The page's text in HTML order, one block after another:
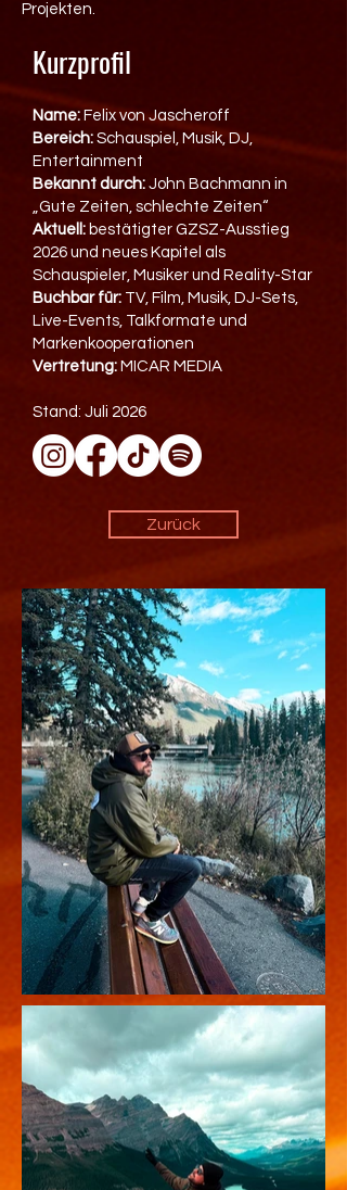
Projekten.
Kurzprofil
Name: Felix von Jascheroff
Bereich: Schauspiel, Musik, DJ,
Entertainment
Bekannt durch: John Bachmann in
„Gute Zeiten, schlechte Zeiten“
Aktuell: bestätigter GZSZ-Ausstieg
2026 und neues Kapitel als
Schauspieler, Musiker und Reality-Star
Buchbar für: TV, Film, Musik, DJ-Sets,
Live-Events, Talkformate und
Markenkooperationen
Vertretung: MICAR MEDIA
Stand: Juli 2026
Zurück